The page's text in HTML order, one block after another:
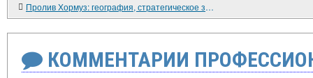
Пролив Хормуз: география, стратегическое значение и текущий кризис
КОММЕНТАРИИ